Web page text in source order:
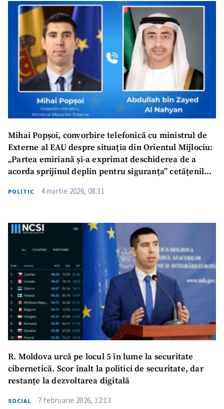
Mihai Popșoi, convorbire telefonică cu ministrul de
Externe al EAU despre situația din Orientul Mijlociu:
„Partea emiriană și-a exprimat deschiderea de a
acorda sprijinul deplin pentru siguranța” cetățenilor
POLITIC 4 martie 2026, 08:31
R. Moldova urcă pe locul 5 în lume la securitate
cibernetică. Scor înalt la politici de securitate, dar
restanțe la dezvoltarea digitală
SOCIAL 7 februarie 2026, 12:13